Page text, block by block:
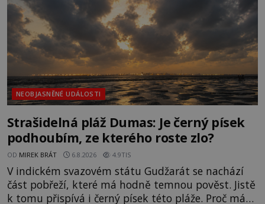
NEOBJASNĚNÉ UDÁLOSTI
Strašidelná pláž Dumas: Je černý písek
podhoubím, ze kterého roste zlo?
OD MIREK BRÁT 6.8.2026 4.9TIS
V indickém svazovém státu Gudžarát se nachází
část pobřeží, které má hodně temnou pověst. Jistě
k tomu přispívá i černý písek této pláže. Proč má